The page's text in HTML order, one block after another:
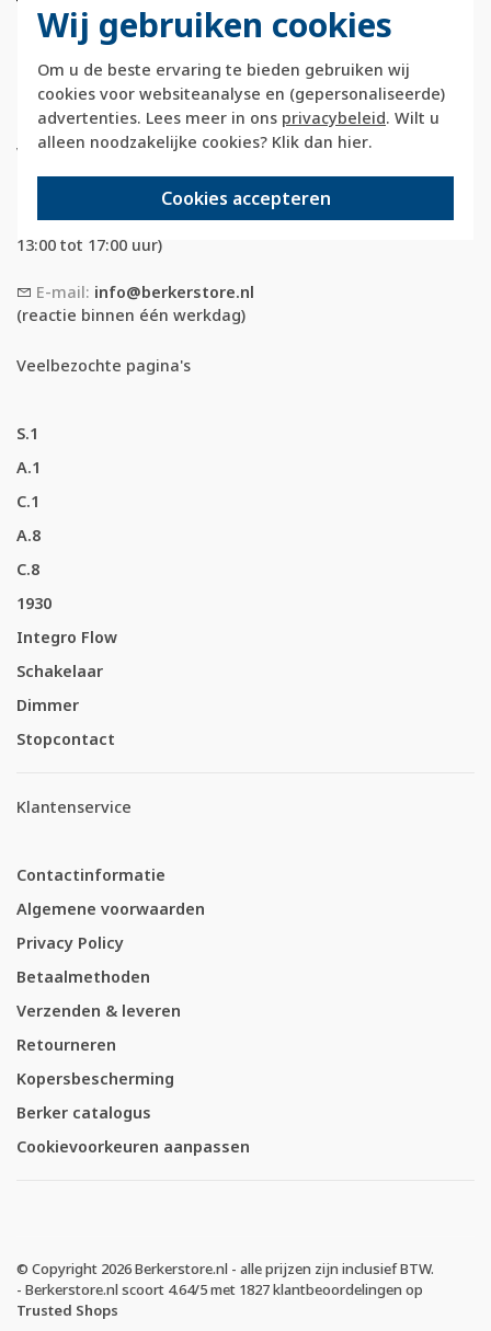
Wij gebruiken cookies
Om u de beste ervaring te bieden gebruiken wij
cookies voor websiteanalyse en (gepersonaliseerde)
advertenties. Lees meer in ons privacybeleid. Wilt u
alleen noodzakelijke cookies? Klik dan hier.
Cookies accepteren
Berkerstore.nl is onderdeel van e-Stores
International B.V. en geen webwinkel of
onderdeel van Hager
Vertriebsgesellschaft GmbH & Co. KG.
088 28 29 333
(maandag t/m vrijdag, 09:00 tot 12:00 en
13:00 tot 17:00 uur)
E-mail: info@berkerstore.nl
(reactie binnen één werkdag)
Veelbezochte pagina's
S.1
A.1
C.1
A.8
C.8
1930
Integro Flow
Schakelaar
Dimmer
Stopcontact
Klantenservice
Contactinformatie
Algemene voorwaarden
Privacy Policy
Betaalmethoden
Verzenden & leveren
Retourneren
Kopersbescherming
Berker catalogus
Cookievoorkeuren aanpassen
© Copyright 2026 Berkerstore.nl - alle prijzen zijn inclusief BTW.
- Berkerstore.nl scoort 4.64/5met 1827klantbeoordelingen op
Trusted Shops